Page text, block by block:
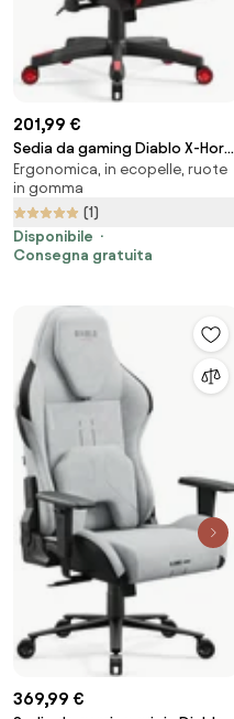
201,99 €
Sedia da gaming Diablo X-Horn
2.0 Normal Size, Nero-rosso
Ergonomica, in ecopelle, ruote
in gomma
(1)
Disponibile
Consegna gratuita
369,99 €